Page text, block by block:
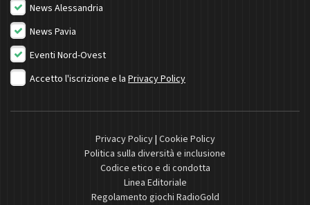
News Alessandria
News Pavia
Eventi Nord-Ovest
Accetto l'iscrizione e la Privacy Policy
Privacy Policy| Cookie Policy
Politica sulla diversità e inclusione
Codice etico e di condotta
Linea Editoriale
Regolamento giochi RadioGold